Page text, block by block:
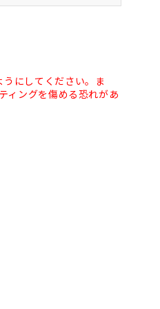
にしてください。ま
ィングを傷める恐れがあ